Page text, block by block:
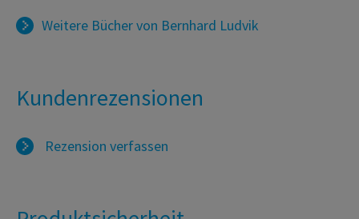
Weitere Bücher von Bernhard Ludvik
Kundenrezensionen
Rezension verfassen